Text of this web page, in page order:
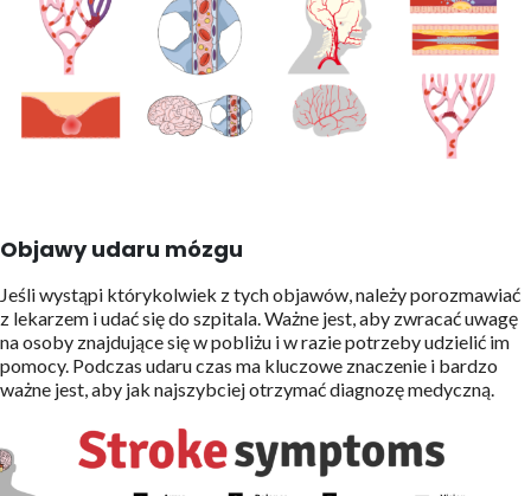
Objawy udaru mózgu
Jeśli wystąpi którykolwiek z tych objawów, należy porozmawiać
z lekarzem i udać się do szpitala. Ważne jest, aby zwracać uwagę
na osoby znajdujące się w pobliżu i w razie potrzeby udzielić im
pomocy. Podczas udaru czas ma kluczowe znaczenie i bardzo
ważne jest, aby jak najszybciej otrzymać diagnozę medyczną.